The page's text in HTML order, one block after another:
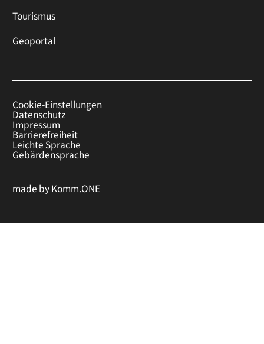
Tourismus
Geoportal
Cookie-Einstellungen
Datenschutz
Impressum
Barrierefreiheit
Leichte Sprache
Gebärdensprache
made byKomm.ONE